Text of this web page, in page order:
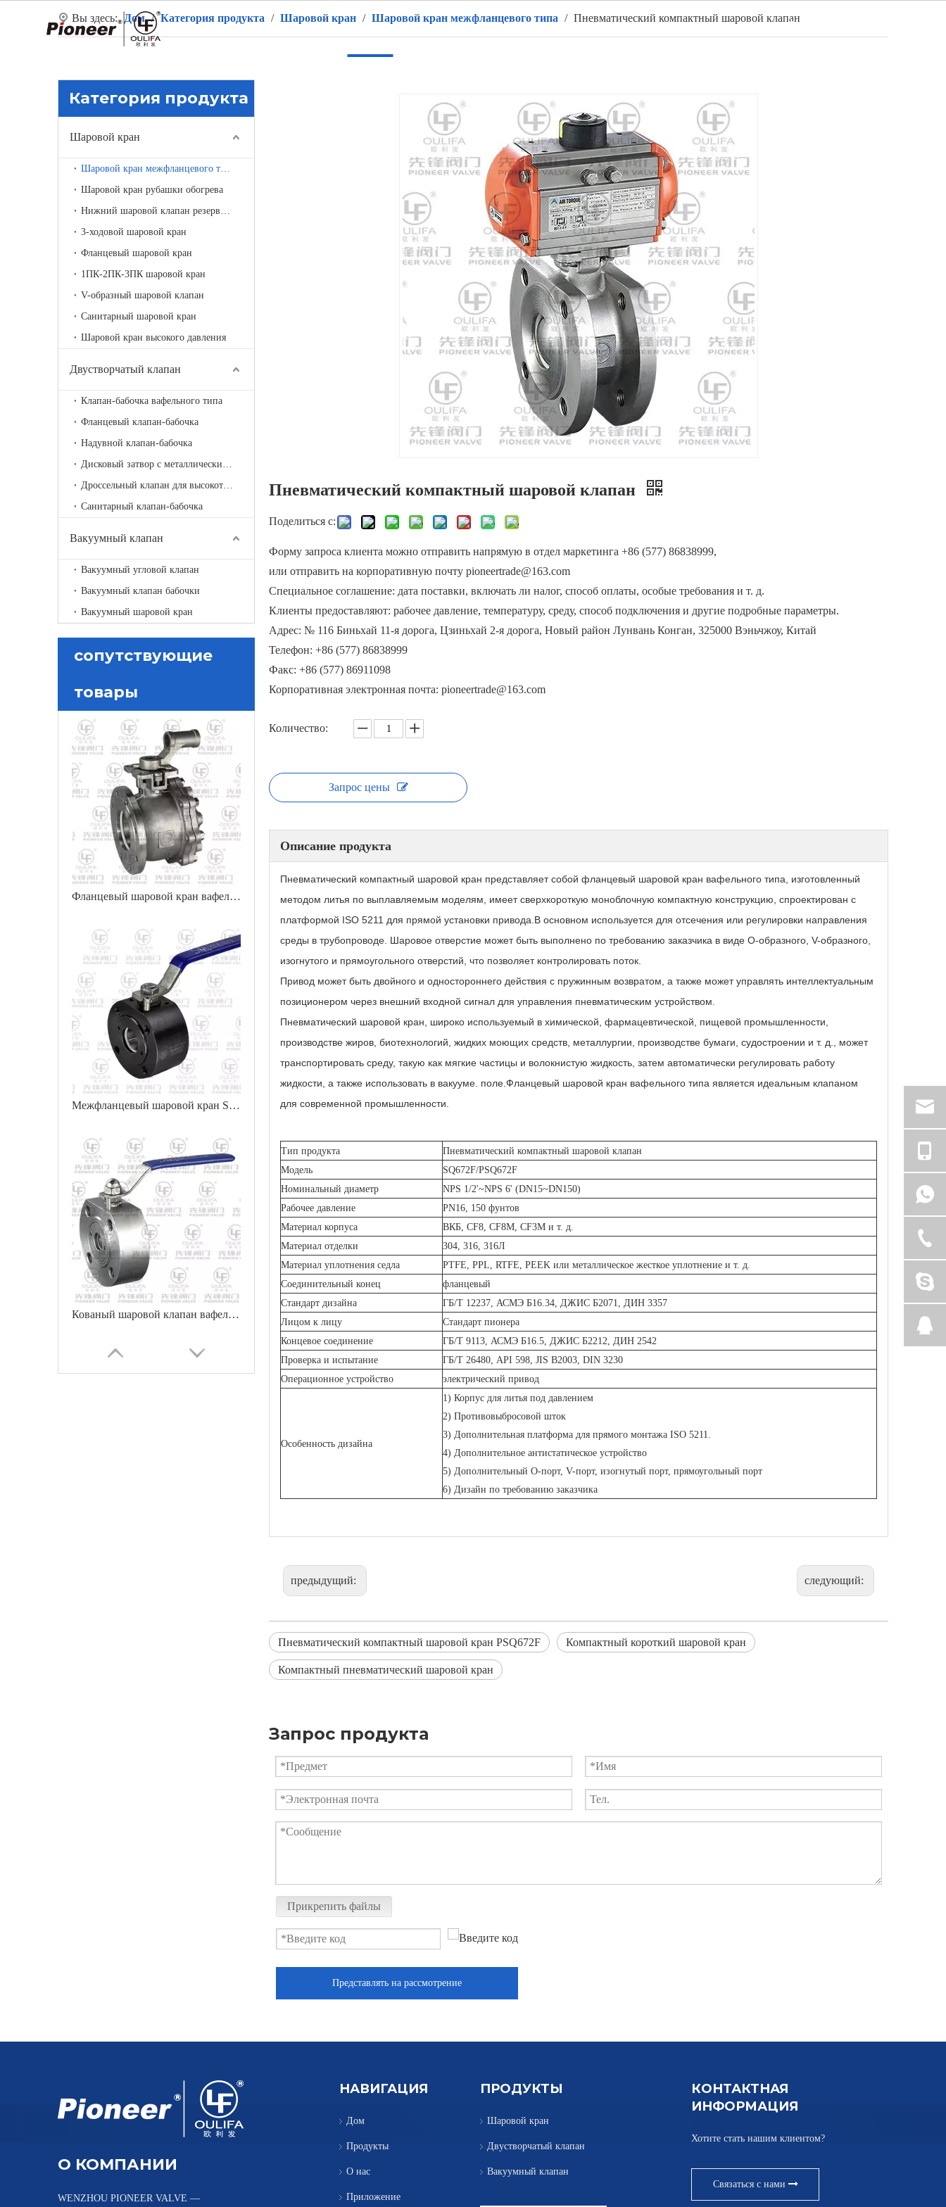
Вы здесь: Дом / Категория продукта / Шаровой кран / Шаровой кран межфланцевого типа / Пневматический компактный шаровой клапан
Категория продукта
Шаровой кран
Шаровой кран межфланцевого типа
Шаровой кран рубашки обогрева
Нижний шаровой клапан резервуара
3-ходовой шаровой кран
Фланцевый шаровой кран
1ПК-2ПК-3ПК шаровой кран
V-образный шаровой клапан
Санитарный шаровой кран
Шаровой кран высокого давления
Двустворчатый клапан
Клапан-бабочка вафельного типа
Фланцевый клапан-бабочка
Надувной клапан-бабочка
Дисковый затвор с металлическим седлом
Дроссельный клапан для высокотемпературной вентиляции
Санитарный клапан-бабочка
Вакуумный клапан
Вакуумный угловой клапан
Вакуумный клапан бабочки
Вакуумный шаровой кран
сопутствующие
товары
Фланцевый шаровой кран вафельного типа на короткое расстояние
Межфланцевый шаровой кран SQ72F-150LbC
Кованый шаровой клапан вафельного типа с длительным сроком службы
Пневматический компактный шаровой клапан
Поделиться с:
Форму запроса клиента можно отправить напрямую в отдел маркетинга +86 (577) 86838999,
или отправить на корпоративную почту pioneertrade@163.com
Специальное соглашение: дата поставки, включать ли налог, способ оплаты, особые требования и т. д.
Клиенты предоставляют: рабочее давление, температуру, среду, способ подключения и другие подробные параметры.
Адрес: № 116 Биньхай 11-я дорога, Цзиньхай 2-я дорога, Новый район Лунвань Конган, 325000 Вэньчжоу, Китай
Телефон: +86 (577) 86838999
Факс: +86 (577) 86911098
Корпоративная электронная почта: pioneertrade@163.com
Количество:
Запрос цены
Описание продукта
Пневматический компактный шаровой кран представляет собой фланцевый шаровой кран вафельного типа, изготовленный
методом литья по выплавляемым моделям, имеет сверхкороткую моноблочную компактную конструкцию, спроектирован с
платформой ISO 5211 для прямой установки привода.В основном используется для отсечения или регулировки направления
среды в трубопроводе. Шаровое отверстие может быть выполнено по требованию заказчика в виде O-образного, V-образного,
изогнутого и прямоугольного отверстий, что позволяет контролировать поток.
Привод может быть двойного и одностороннего действия с пружинным возвратом, а также может управлять интеллектуальным
позиционером через внешний входной сигнал для управления пневматическим устройством.
Пневматический шаровой кран, широко используемый в химической, фармацевтической, пищевой промышленности,
производстве жиров, биотехнологий, жидких моющих средств, металлургии, производстве бумаги, судостроении и т. д., может
транспортировать среду, такую ​​как мягкие частицы и волокнистую жидкость, затем автоматически регулировать работу
жидкости, а также использовать в вакууме. поле.Фланцевый шаровой кран вафельного типа является идеальным клапаном
для современной промышленности.
Тип продукта
Пневматический компактный шаровой клапан
Модель
SQ672F/PSQ672F
Номинальный диаметр
NPS 1/2'~NPS 6' (DN15~DN150)
Рабочее давление
PN16, 150 фунтов
Материал корпуса
ВКБ, CF8, CF8M, CF3M и т. д.
Материал отделки
304, 316, 316Л
Материал уплотнения седла
PTFE, PPL, RTFE, PEEK или металлическое жесткое уплотнение и т. д.
Соединительный конец
фланцевый
Стандарт дизайна
ГБ/Т 12237, АСМЭ Б16.34, ДЖИС Б2071, ДИН 3357
Лицом к лицу
Стандарт пионера
Концевое соединение
ГБ/Т 9113, АСМЭ Б16.5, ДЖИС Б2212, ДИН 2542
Проверка и испытание
ГБ/Т 26480, API 598, JIS B2003, DIN 3230
Операционное устройство
электрический привод
Особенность дизайна
1) Корпус для литья под давлением
2) Противовыбросовой шток
3) Дополнительная платформа для прямого монтажа ISO 5211.
4) Дополнительное антистатическое устройство
5) Дополнительный O-порт, V-порт, изогнутый порт, прямоугольный порт
6) Дизайн по требованию заказчика
предыдущий: следующий:
Пневматический компактный шаровой кран PSQ672F Компактный короткий шаровой кран
Компактный пневматический шаровой кран
Запрос продукта
Прикрепить файлы
Представлять на рассмотрение
О КОМПАНИИ
WENZHOU PIONEER VALVE —
НАВИГАЦИЯ
Дом
Продукты
О нас
Приложение
ПРОДУКТЫ
Шаровой кран
Двустворчатый клапан
Вакуумный клапан
КОНТАКТНАЯ
ИНФОРМАЦИЯ
Хотите стать нашим клиентом?
Связаться с нами